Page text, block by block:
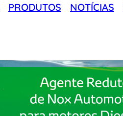
PRODUTOS NOTÍCIAS